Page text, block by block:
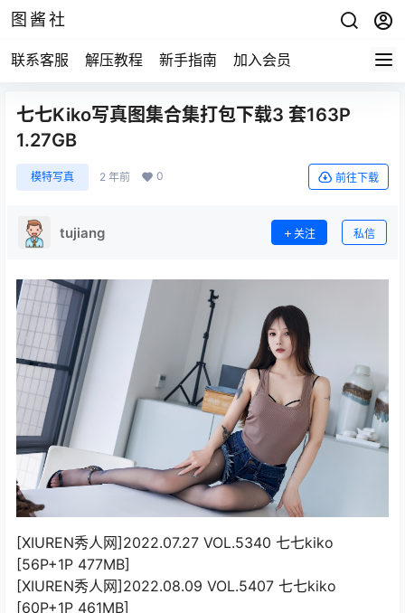
图酱社
联系客服 解压教程 新手指南 加入会员
七七Kiko写真图集合集打包下载3 套163P
1.27GB
模特写真 2 年前 0 前往下载
tujiang 关注 私信
[XIUREN秀人网]2022.07.27 VOL.5340 七七kiko
[56P+1P 477MB]
[XIUREN秀人网]2022.08.09 VOL.5407 七七kiko
[60P+1P 461MB]